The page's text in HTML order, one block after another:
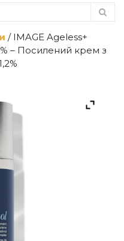
/ IMAGE Ageless+
– Посилений крем з